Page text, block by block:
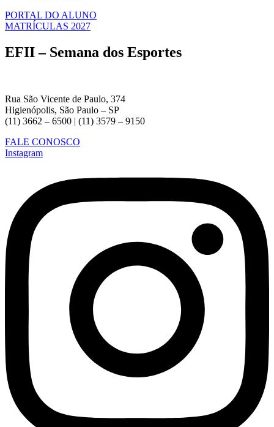
PORTAL DO ALUNO
MATRÍCULAS 2027
EFII – Semana dos Esportes
Rua São Vicente de Paulo, 374
Higienópolis, São Paulo – SP
(11) 3662 – 6500 | (11) 3579 – 9150
FALE CONOSCO
Instagram